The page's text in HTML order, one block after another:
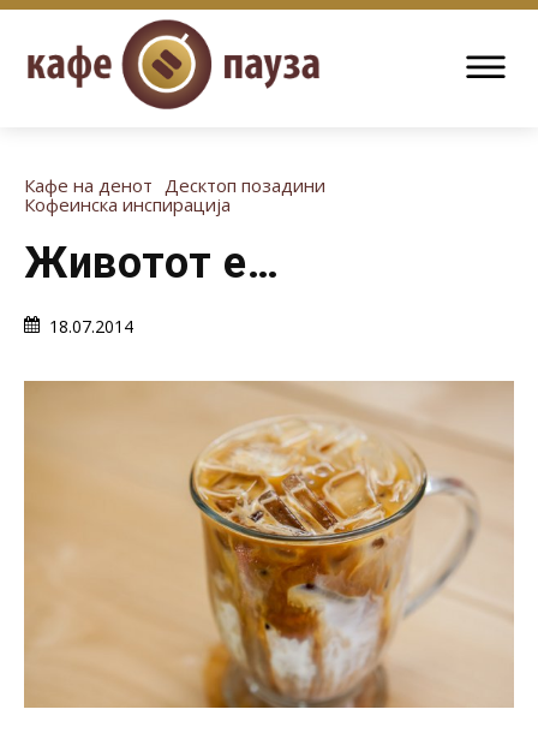
Кафе на денот Десктоп позадини
Кофеинска инспирација
Животот е…
18.07.2014